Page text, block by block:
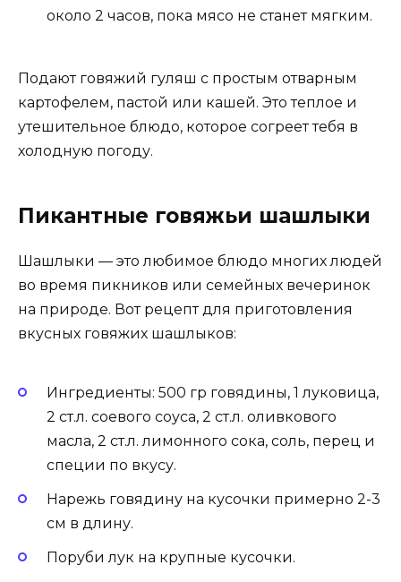
около 2 часов, пока мясо не станет мягким.
Подают говяжий гуляш с простым отварным
картофелем, пастой или кашей. Это теплое и
утешительное блюдо, которое согреет тебя в
холодную погоду.
Пикантные говяжьи шашлыки
Шашлыки — это любимое блюдо многих людей
во время пикников или семейных вечеринок
на природе. Вот рецепт для приготовления
вкусных говяжих шашлыков:
Ингредиенты: 500 гр говядины, 1 луковица,
2 ст.л. соевого соуса, 2 ст.л. оливкового
масла, 2 ст.л. лимонного сока, соль, перец и
специи по вкусу.
Нарежь говядину на кусочки примерно 2-3
см в длину.
Поруби лук на крупные кусочки.